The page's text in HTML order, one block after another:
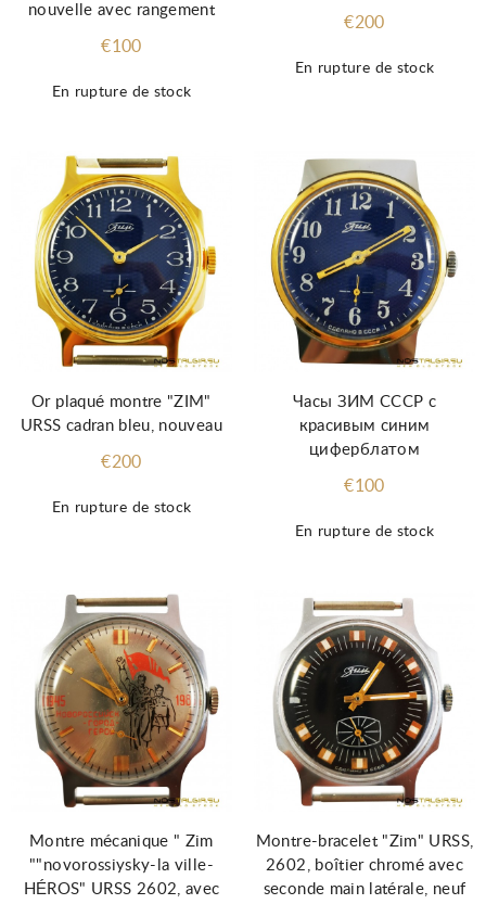
En rupture de stock
nouvelle avec rangement
€100
En rupture de stock
€200
En rupture de stock
Or plaqué montre "ZIM"
URSS cadran bleu, nouveau
€200
En rupture de stock
Часы ЗИМ СССР с
красивым синим
циферблатом
€100
Montre mécanique " Zim
""novorossiysky-la ville-
HÉROS" URSS 2602, avec
Montre-bracelet "Zim" URSS,
2602, boîtier chromé avec
seconde main latérale, neuf